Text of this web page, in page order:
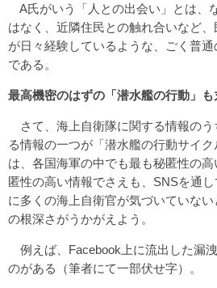
A氏がいう「人との出会い」とは、
はなく、近隣住民との触れ合いなど
が日々経験しているような、ごく普
である。
最高機密のはずの「潜水艦の行動」も
さて、海上自衛隊に関する情報のう
る情報の一つが「潜水艦の行動サイ
は、各国海軍の中でも最も秘匿性の
匿性の高い情報でさえも、SNSを通
に多くの海上自衛官が気づいていな
の根深さがうかがえよう。
例えば、Facebook上に流出した漏
のがある（筆者にて一部伏せ字）。